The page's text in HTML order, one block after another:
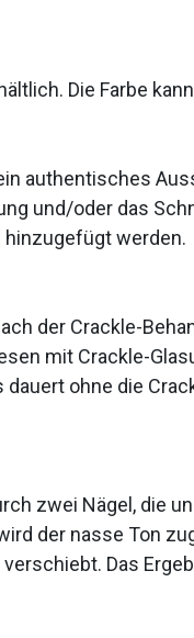
Die Farbe
authentisches
und/oder das
hinzugefügt werden.
der Crackle-
mit Crackle-
ohne die
zwei Nägel, die
der nasse Ton
Das